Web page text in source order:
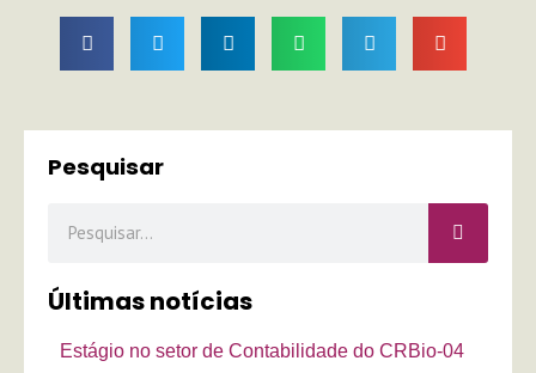
Pesquisar
Últimas notícias
Estágio no setor de Contabilidade do CRBio-04